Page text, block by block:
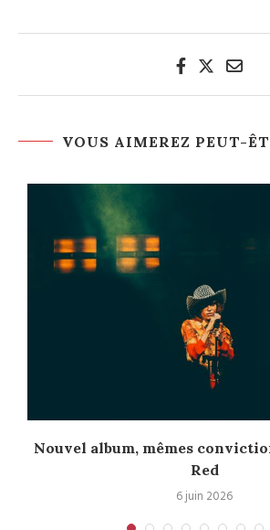
VOUS AIMEREZ PEUT-
Nouvel album, mêmes
Red
6 juin 2026